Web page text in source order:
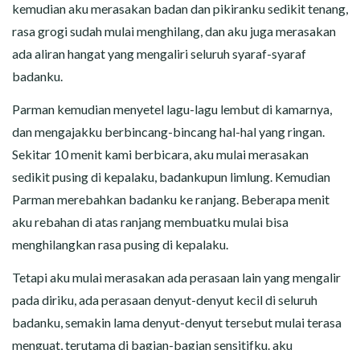
kemudian aku merasakan badan dan pikiranku sedikit tenang,
rasa grogi sudah mulai menghilang, dan aku juga merasakan
ada aliran hangat yang mengaliri seluruh syaraf-syaraf
badanku.
Parman kemudian menyetel lagu-lagu lembut di kamarnya,
dan mengajakku berbincang-bincang hal-hal yang ringan.
Sekitar 10 menit kami berbicara, aku mulai merasakan
sedikit pusing di kepalaku, badankupun limlung. Kemudian
Parman merebahkan badanku ke ranjang. Beberapa menit
aku rebahan di atas ranjang membuatku mulai bisa
menghilangkan rasa pusing di kepalaku.
Tetapi aku mulai merasakan ada perasaan lain yang mengalir
pada diriku, ada perasaan denyut-denyut kecil di seluruh
badanku, semakin lama denyut-denyut tersebut mulai terasa
menguat, terutama di bagian-bagian sensitifku. aku